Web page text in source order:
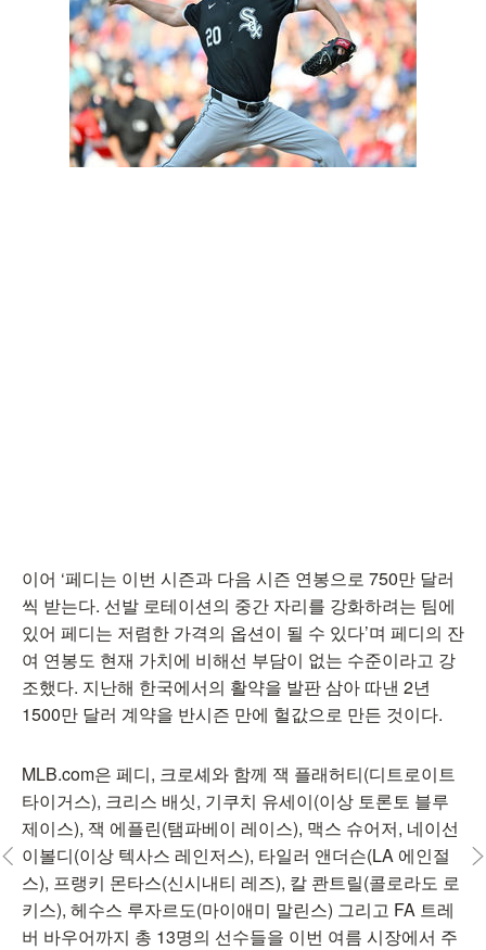
이어 ‘페디는 이번 시즌과 다음 시즌 연봉으로 750만 달러
씩 받는다. 선발 로테이션의 중간 자리를 강화하려는 팀에
있어 페디는 저렴한 가격의 옵션이 될 수 있다’며 페디의 잔
여 연봉도 현재 가치에 비해선 부담이 없는 수준이라고 강
조했다. 지난해 한국에서의 활약을 발판 삼아 따낸 2년
1500만 달러 계약을 반시즌 만에 헐값으로 만든 것이다.
MLB.com은 페디, 크로셰와 함께 잭 플래허티(디트로이트
타이거스), 크리스 배싯, 기쿠치 유세이(이상 토론토 블루
제이스), 잭 에플린(탬파베이 레이스), 맥스 슈어저, 네이선
이볼디(이상 텍사스 레인저스), 타일러 앤더슨(LA 에인절
스), 프랭키 몬타스(신시내티 레즈), 칼 콴트릴(콜로라도 로
키스), 헤수스 루자르도(마이애미 말린스) 그리고 FA 트레
버 바우어까지 총 13명의 선수들을 이번 여름 시장에서 주